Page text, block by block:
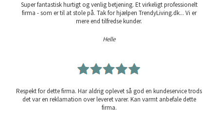
Super fantastisk hurtigt og venlig betjening. Et virkeligt professionelt
firma - som er til at stole på. Tak for hjælpen TrendyLiving.dk... Vi er
mere end tilfredse kunder.
Helle
Respekt for dette firma. Har aldrig oplevet så god en kundeservice trods
det var en reklamation over leveret varer. Kan varmt anbefale dette
firma.